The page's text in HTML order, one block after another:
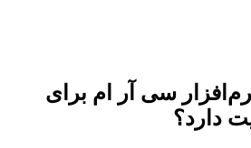
سی آر ام برای
دارد؟